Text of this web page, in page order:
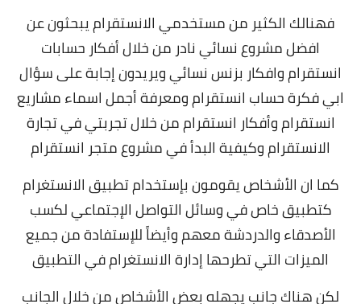
فهنالك الكثير من مستخدمي الانستقرام يبحثون عن
افضلمشروع نسائي نادر من خلال أفكار حسابات
انستقرام وافكار بزنس نسائي ويريدون إجابة على سؤال
ابي فكرة حساب انستقرام ومعرفة أجمل اسماء مشاريع
انستقرام وأفكار انستقرام من خلال تجربتي في تجارة
الانستقرام وكيفية البدأ في مشروع متجر انستقرام
كما ان الأشخاص يقومون بإستخدام تطبيق الانستغرام
كتطبيق خاص في وسائل التواصل الإجتماعي لكسب
الأصدقاء والدردشة معهم وأيضاً للإستفادة من جميع
الميزات التي تطرحها إدارة الانستغرام في التطبيق
لكن هناك جانب يجهله بعض الأشخاص من خلالالجانب